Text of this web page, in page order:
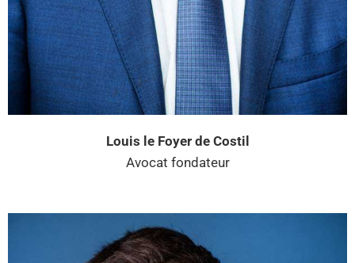
Louis le Foyer de Costil
Avocat fondateur